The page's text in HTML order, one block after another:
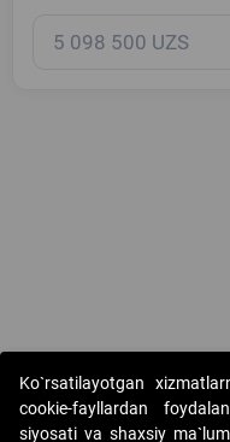
Copyright © 2017-2026.
AJ. Barcha huquqlar
Ko`rsatilayotgan
cookie-fayllardan
siyosati va shaxsiy